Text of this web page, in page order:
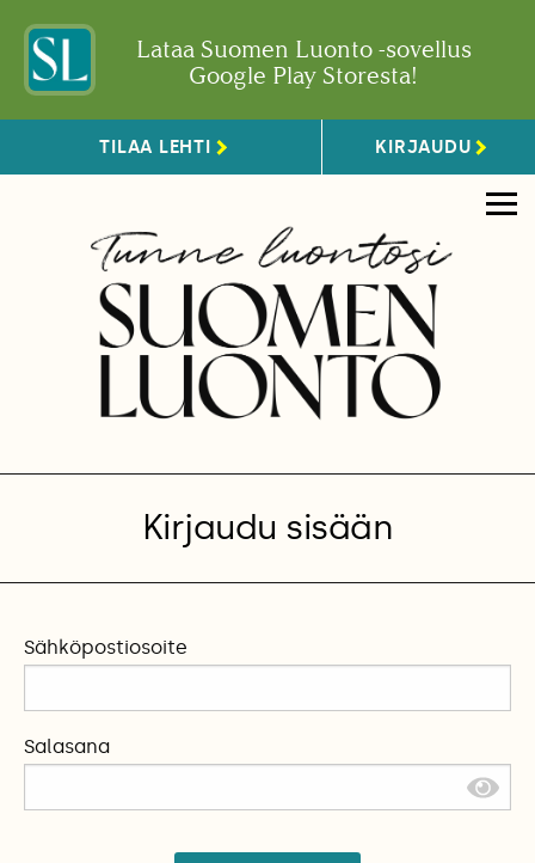
Lataa Suomen Luonto -sovellus
Google Play Storesta!
TILAA LEHTI KIRJAUDU
Kirjaudu sisään
Sähköpostiosoite
Salasana